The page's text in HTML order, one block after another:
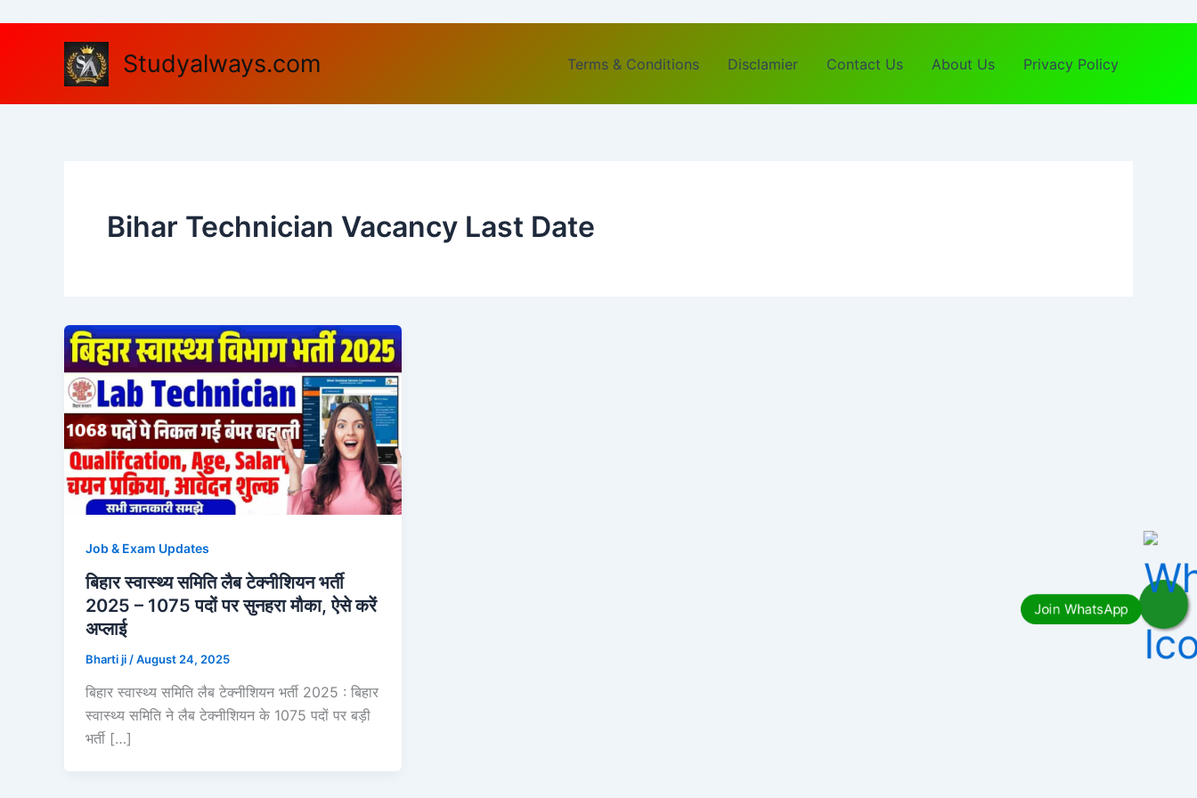
Studyalways.com Terms & Conditions Disclamier Contact Us About Us Privacy Policy
Bihar Technician Vacancy Last Date
Job & Exam Updates
बिहार स्वास्थ्य समिति लैब टेक्नीशियन भर्ती
2025 – 1075 पदों पर सुनहरा मौका, ऐसे करें
अप्लाई
Bharti ji /August 24, 2025
बिहार स्वास्थ्य समिति लैब टेक्नीशियन भर्ती 2025 : बिहार
स्वास्थ्य समिति ने लैब टेक्नीशियन के 1075 पदों पर बड़ी
भर्ती […]